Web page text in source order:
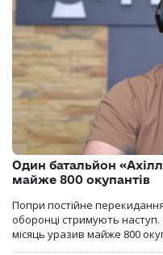
Один батальйон
майже 800 окупантів
Попри постійне перекидання
оборонці стримують
місяць уразив майже 800